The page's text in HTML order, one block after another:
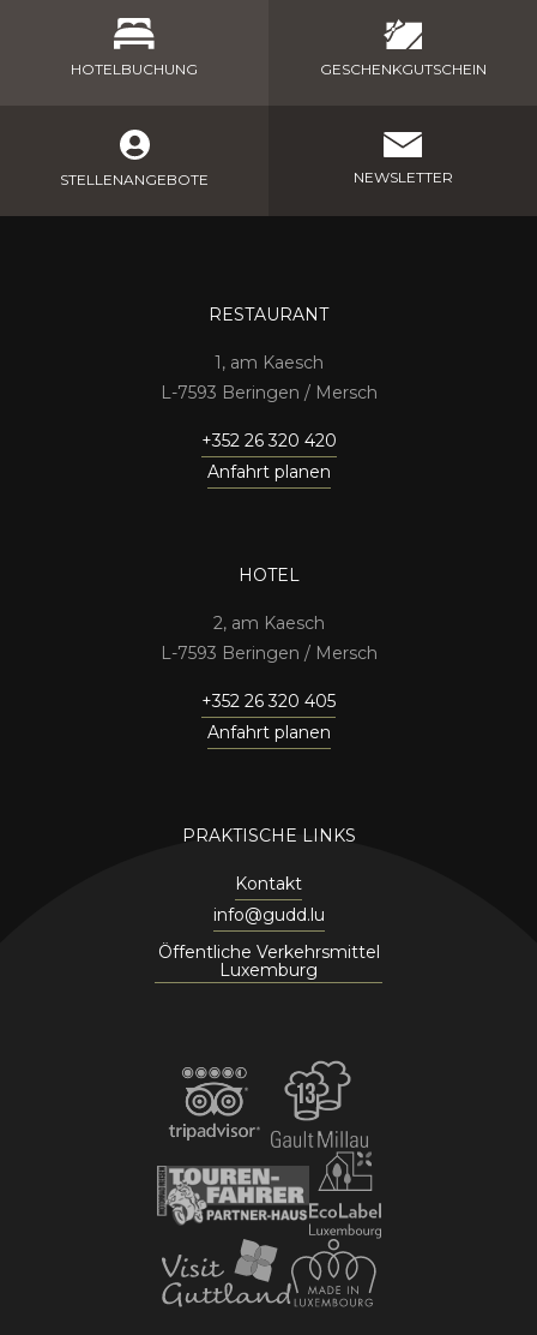
HOTELBUCHUNG GESCHENKGUTSCHEIN
STELLENANGEBOTE NEWSLETTER
RESTAURANT
1, am Kaesch
7593 Beringen / Mersch
+352 26 320 420
Anfahrt planen
HOTEL
2, am Kaesch
7593 Beringen / Mersch
+352 26 320 405
Anfahrt planen
PRAKTISCHE LINKS
Kontakt
info@gudd.lu
Öffentliche Verkehrsmittel
Luxemburg